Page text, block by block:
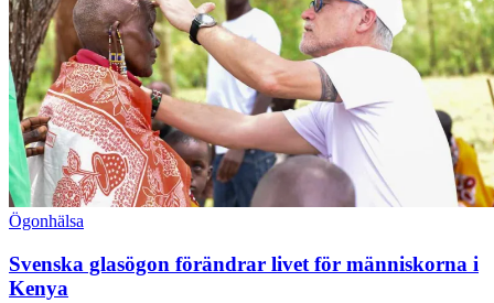
Ögonhälsa
Svenska glasögon förändrar livet för människorna i
Kenya